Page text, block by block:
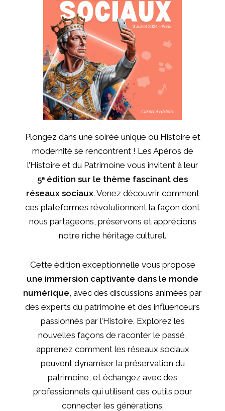
Plongez dans une soirée unique où Histoire et
modernité se rencontrent ! Les Apéros de
l’Histoire et du Patrimoine vous invitent à leur
5ᵉ édition sur le thème fascinant des
réseaux sociaux. Venez découvrir comment
ces plateformes révolutionnent la façon dont
nous partageons, préservons et apprécions
notre riche héritage culturel.
Cette édition exceptionnelle vous propose
une immersion captivante dans le monde
numérique, avec des discussions animées par
des experts du patrimoine et des influenceurs
passionnés par l’Histoire. Explorez les
nouvelles façons de raconter le passé,
apprenez comment les réseaux sociaux
peuvent dynamiser la préservation du
patrimoine, et échangez avec des
professionnels qui utilisent ces outils pour
connecter les générations.